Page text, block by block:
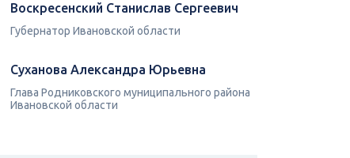
Воскресенский Станислав Сергеевич
Губернатор Ивановской области
Суханова Александра Юрьевна
Глава Родниковского муниципального района
Ивановской области